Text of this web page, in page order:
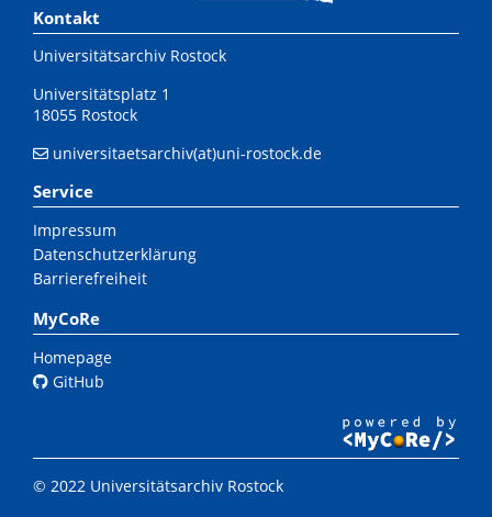
Kontakt
Universitätsarchiv Rostock
Universitätsplatz 1
18055 Rostock
universitaetsarchiv(at)uni-rostock.de
Service
Impressum
Datenschutzerklärung
Barrierefreiheit
MyCoRe
Homepage
GitHub
© 2022 Universitätsarchiv Rostock